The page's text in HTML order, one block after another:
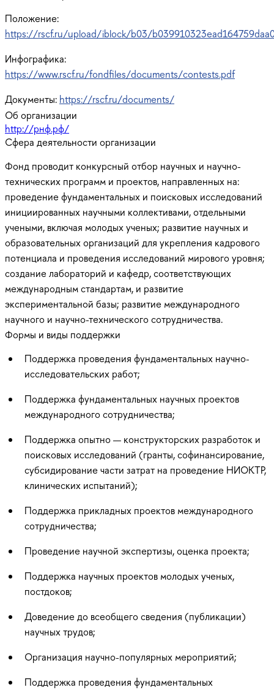
Положение:
https://rscf.ru/upload/iblock/b03/
Инфографика:
https://www.rscf.ru/fondfiles/documents/contests.pdf
Документы: https://rscf.ru/documents/
Об организации
http://рнф.рф/
Сфера деятельности организации
Фонд проводит конкурсный отбор научных и научно-
технических программ и проектов, направленных на:
проведение фундаментальных и поисковых исследований
инициированных научными коллективами, отдельными
учеными, включая молодых ученых; развитие научных и
образовательных организаций для укрепления кадрового
потенциала и проведения исследований мирового уровня;
создание лабораторий и кафедр, соответствующих
международным стандартам, и развитие
экспериментальной базы; развитие международного
научного и научно-технического сотрудничества.
Формы и виды поддержки
Поддержка проведения фундаментальных научно-
исследовательских работ;
Поддержка фундаментальных научных проектов
международного сотрудничества;
Поддержка опытно — конструкторских разработок и
поисковых исследований (гранты, софинансирование,
субсидирование части затрат на проведение НИОКТР,
клинических испытаний);
Поддержка прикладных проектов международного
сотрудничества;
Проведение научной экспертизы, оценка проекта;
Поддержка научных проектов молодых ученых,
постдоков;
Доведение до всеобщего сведения (публикации)
научных трудов;
Организация научно-популярных мероприятий;
Поддержка проведения фундаментальных